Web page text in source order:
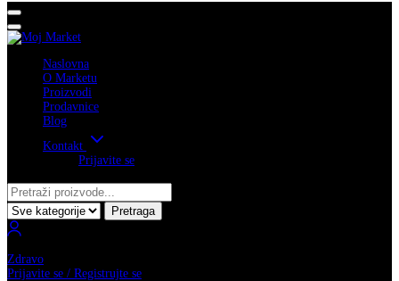
Naslovna
O Marketu
Proizvodi
Prodavnice
Blog
Kontakt
Prijavite se
Pretraga
Zdravo
Prijavite se / Registrujte se